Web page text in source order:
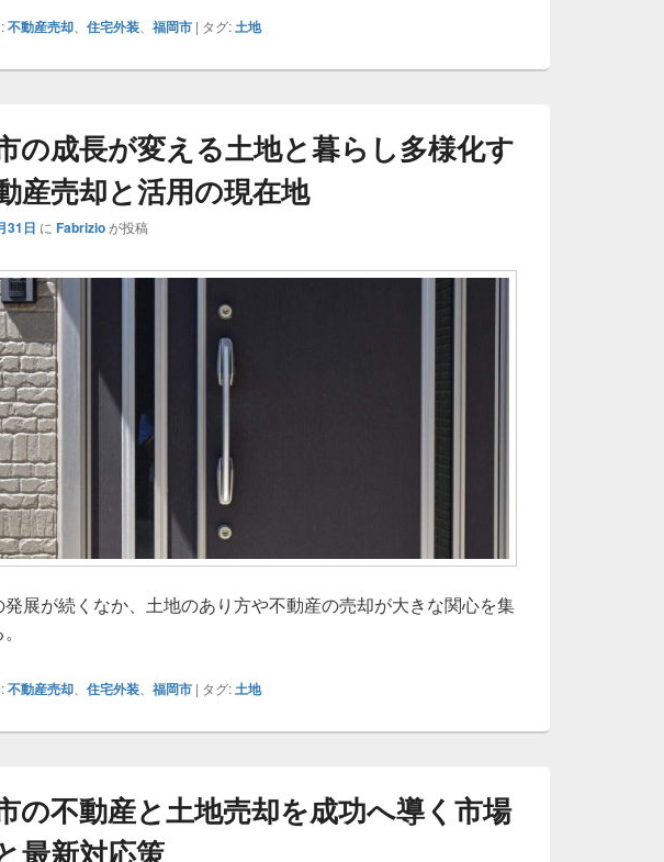
不動産売却 住宅外装 福岡市 | タグ:土地
の成長が変える土地と暮らし多様化す
産売却と活用の現在地
31日 に Fabrizioが投稿
展が続くなか、土地のあり方や不動産の売却が大きな関心を集
不動産売却 住宅外装 福岡市 | タグ:土地
の不動産と土地売却を成功へ導く市場
最新対応策